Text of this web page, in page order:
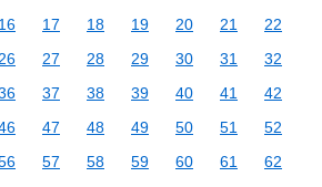
16 17 18 19 20 21
22
26 27 28 29 30 31
32
37 38 39 40 41
42
47 48 49 50 51
52
57 58 59 60 61
62